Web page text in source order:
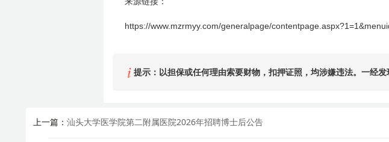
https://www.mzrmyy.com/generalpage/
提示：以担保或任何理由索要财物，扣押证照，均涉嫌违法。一经发
上一篇：汕头大学医学院第二附属医院2026年招聘博士后公告